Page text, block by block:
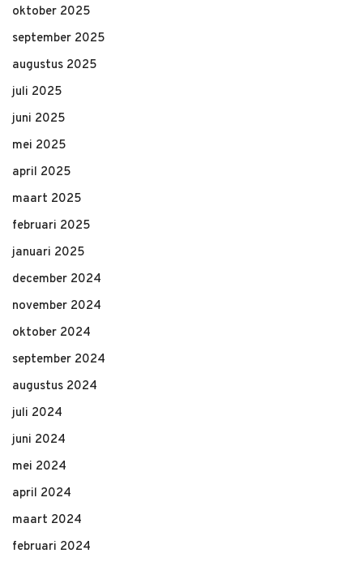
oktober 2025
september 2025
augustus 2025
juli 2025
juni 2025
mei 2025
april 2025
maart 2025
februari 2025
januari 2025
december 2024
november 2024
oktober 2024
september 2024
augustus 2024
juli 2024
juni 2024
mei 2024
april 2024
maart 2024
februari 2024